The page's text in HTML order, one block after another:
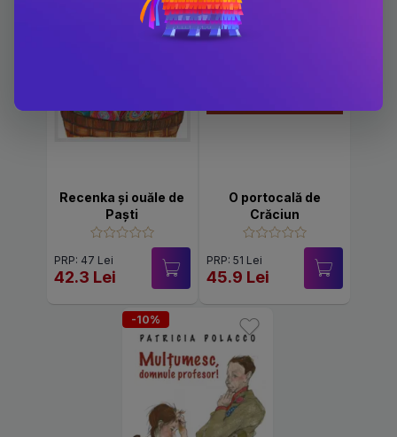
Recenka și ouăle de
Paști
PRP: 47 Lei
42.3 Lei
O portocală de
Crăciun
PRP: 51 Lei
45.9 Lei
-10%